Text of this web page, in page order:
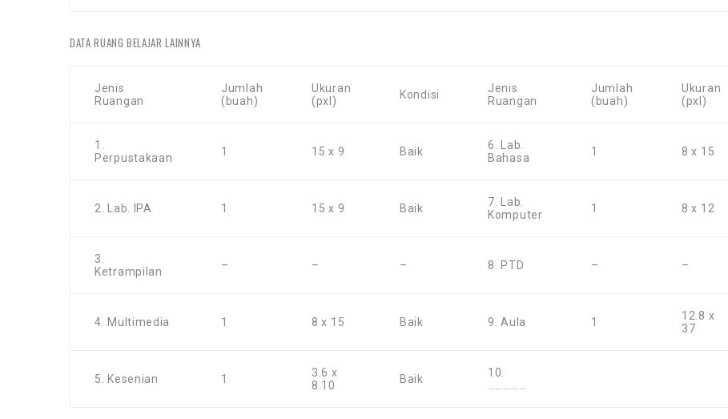
DATA RUANG BELAJAR LAINNYA
Jenis
Ruangan
Jumlah
(buah)
Ukuran
(pxl)
Kondisi
Jenis
Ruangan
Jumlah
(buah)
Ukuran
(pxl)
1.
Perpustakaan
1 15 x 9 Baik
6. Lab.
Bahasa
1 8 x 15
2. Lab. IPA 1 15 x 9 Baik
7. Lab.
Komputer
1 8 x 12
3.
Ketrampilan
– – – 8. PTD – –
4. Multimedia 1 8 x 15 Baik 9. Aula 1
12.8 x
37
5. Kesenian 1
3.6 x
8.10
Baik
10.
……………